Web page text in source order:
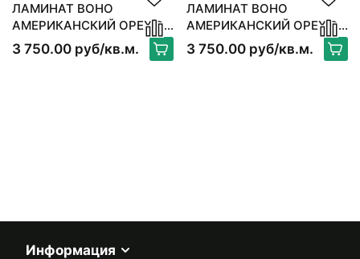
ЛАМИНАТ BOHO
АМЕРИКАНСКИЙ ОРЕХ DC
1205
3 750.00 руб/кв.м.
ЛАМИНАТ BOHO
АМЕРИКАНСКИЙ ОРЕХ DC
1205
3 750.00 руб/кв.м.
Информация